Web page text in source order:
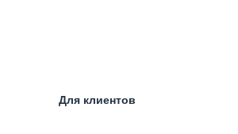
Для клиентов